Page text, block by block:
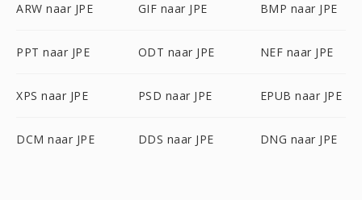
ARW naar JPE GIF naar JPE BMP naar JPE
PPT naar JPE ODT naar JPE NEF naar JPE
XPS naar JPE PSD naar JPE EPUB naar JPE
DCM naar JPE DDS naar JPE DNG naar JPE